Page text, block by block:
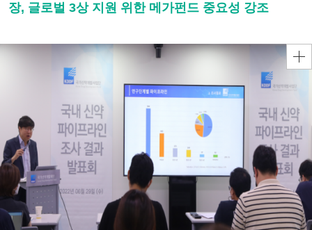
장, 글로벌 3상 지원 위한 메가펀드 중요성 강조